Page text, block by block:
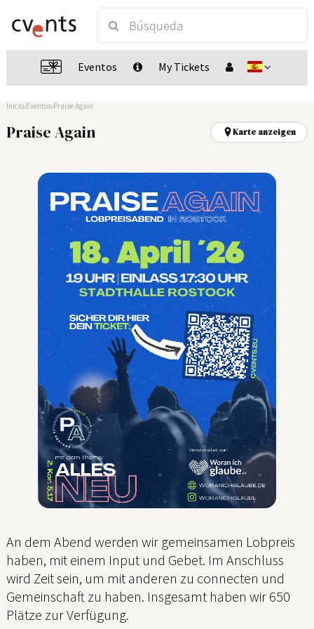
Eventos My Tickets
Inicio Eventos Praise Again
Praise Again Karte anzeigen
An dem Abend werden wir gemeinsamen Lobpreis
haben, mit einem Input und Gebet. Im Anschluss
wird Zeit sein, um mit anderen zu connecten und
Gemeinschaft zu haben. Insgesamt haben wir 650
Plätze zur Verfügung.